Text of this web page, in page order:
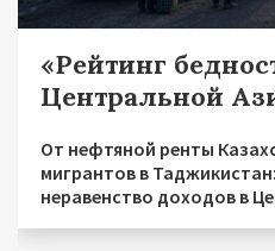
«Рейтинг
Центральной
От нефтяной ренты
мигрантов в
неравенство доходов в